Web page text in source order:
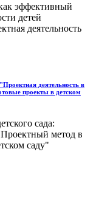
эффективный
детей
деятельность
деятельность в
проекты в детском
сада:
Проектный метод в
саду"